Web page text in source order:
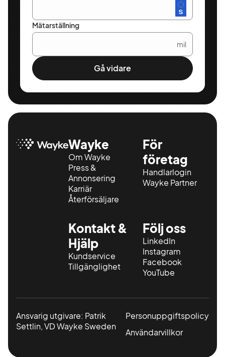
Mätarställning
mil
Gå vidare
Wayke
Om Wayke
Press &
Annonsering
Karriär
Återförsäljare
För
företag
Handlarlogin
Wayke Partner
Kontakt &
Hjälp
Kundservice
Tillgänglighet
Följ oss
LinkedIn
Instagram
Facebook
YouTube
Ansvarig utgivare: Patrik
Settlin, VD Wayke Sweden
Personuppgiftspolicy
Användarvillkor